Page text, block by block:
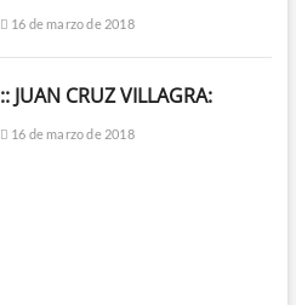
16 de marzo de 2018
:: JUAN CRUZ VILLAGRA:
16 de marzo de 2018